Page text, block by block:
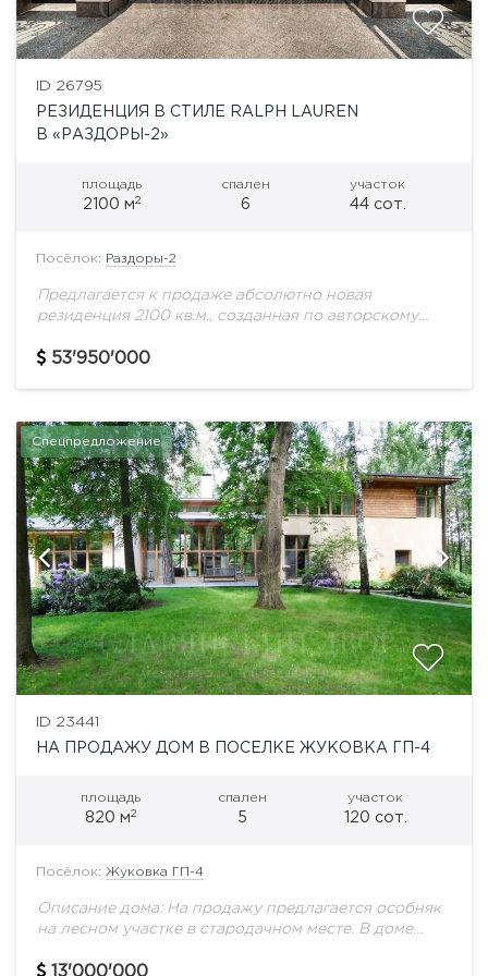
ID 26795
РЕЗИДЕНЦИЯ В СТИЛЕ RALPH LAUREN
В «РАЗДОРЫ-2»
площадь
2100 м2
спален
6
участок
44 сот.
Посёлок: Раздоры-2
Предлагается к продаже абсолютно новая
резиденция 2100 кв.м., созданная по авторскому
архитектуры с интерьером в эстетике Ralph Lauren.
53'950'000
Спецпредложение
ID 23441
НА ПРОДАЖУ ДОМ В ПОСЕЛКЕ ЖУКОВКА ГП-4
площадь
820 м2
спален
5
участок
120 сот.
Посёлок: Жуковка ГП-4
Описание дома: На продажу предлагается особняк
на лесном участке в стародачном месте. В доме
тренажерный зал, 5 спален, 5 с/у. Выполнена
13'000'000